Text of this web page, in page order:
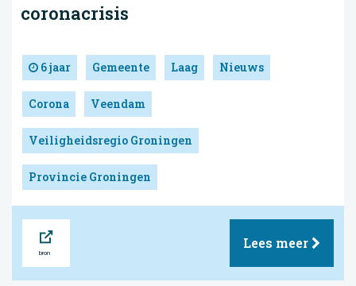
coronacrisis
6 jaar Gemeente Laag Nieuws
Corona Veendam
Veiligheidsregio Groningen
Provincie Groningen
Lees meer